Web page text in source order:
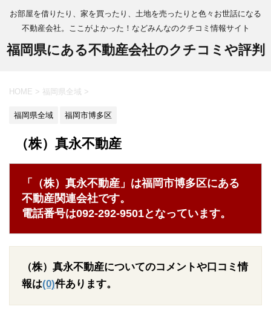
お部屋を借りたり、家を買ったり、土地を売ったりと色々お世話になる
不動産会社。ここがよかった！などみんなのクチコミ情報サイト
福岡県にある不動産会社のクチコミや評判
HOME > 福岡県全域 >
福岡県全域 福岡市博多区
（株）真永不動産
「（株）真永不動産」は福岡市博多区にある
不動産関連会社です。
電話番号は092-292-9501となっています。
（株）真永不動産についてのコメントや口コミ情
報は(0)件あります。